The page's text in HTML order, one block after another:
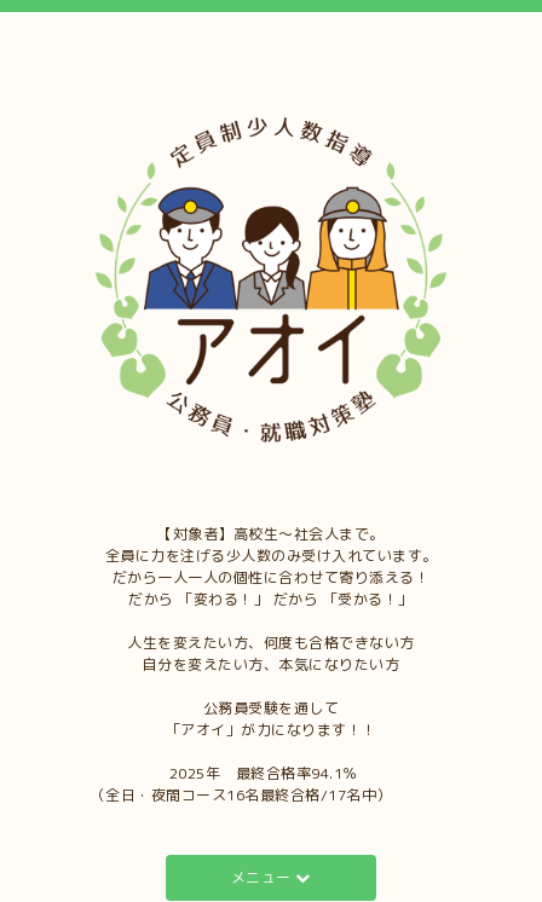
【対象者】高校生～社会人まで。
全員に力を注げる少人数のみ受け入れています。
だから一人一人の個性に合わせて寄り添える！
だから 「変わる！」 だから 「受かる！」
人生を変えたい方、何度も合格できない方
自分を変えたい方、本気になりたい方
公務員受験を通して
「アオイ」が力になります！！
2025年 最終合格率94.1％
（全日・夜間コース16名最終合格/17名中）
メニュー